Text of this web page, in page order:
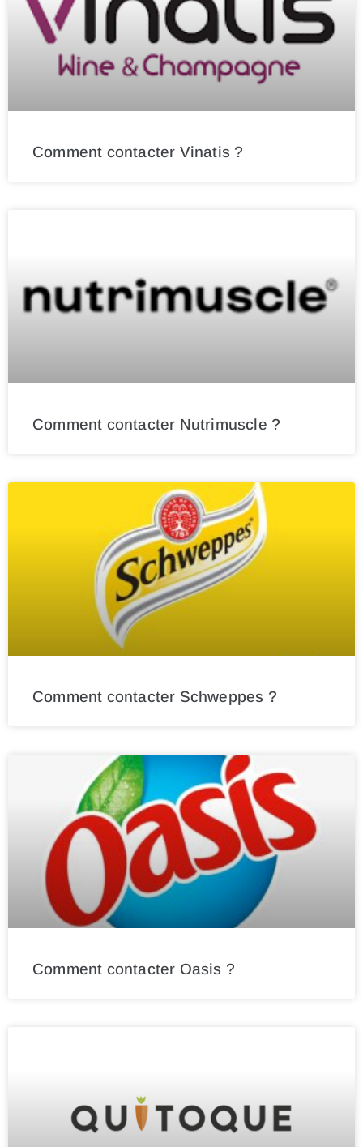
Comment contacter Vinatis ?
Comment contacter Nutrimuscle ?
Comment contacter Schweppes ?
Comment contacter Oasis ?